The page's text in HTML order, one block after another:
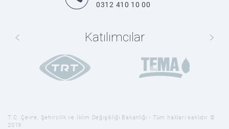
0312 410 10 00
Katılımcılar
T.C. Çevre, Şehircilik ve İklim Değişikliği Bakanlığı - Tüm hakları saklıdır ©
2019